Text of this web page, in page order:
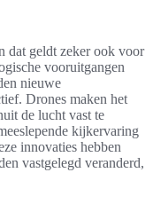
dat geldt zeker ook voor
vooruitgangen
nieuwe
Drones maken het
de lucht vast te
kijkervaring
innovaties hebben
vastgelegd veranderd,